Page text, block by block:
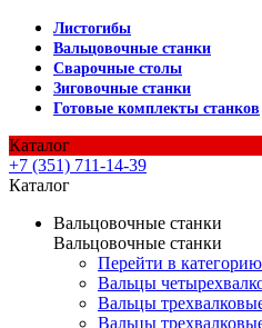
Листогибы
Вальцовочные станки
Сварочные столы
Зиговочные станки
Готовые комплекты станков
Каталог
+7 (351) 711-14-39
Каталог
Вальцовочные станки
Вальцовочные станки
Перейти в категорию
Вальцы
Вальцы
Вальцы